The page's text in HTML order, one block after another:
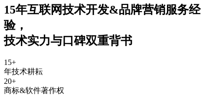
15年互联网技术开发&品牌营销服务经
验，
技术实力与口碑双重背书
15+
年技术耕耘
20+
商标&软件著作权